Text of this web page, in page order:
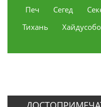
Печ
Сегед
Тихань